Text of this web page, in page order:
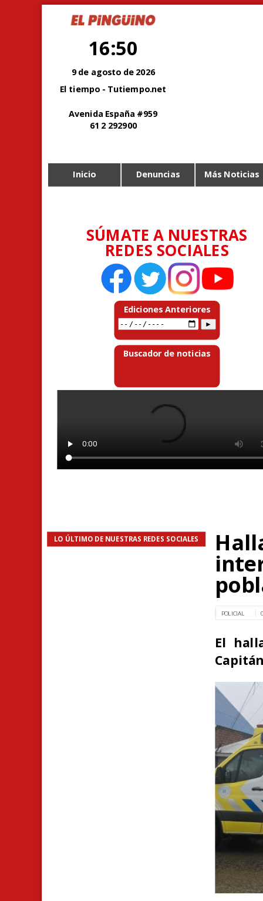
16:50
9 de agosto de 2026
El tiempo - Tutiempo.net
Avenida España #959
61 2 292900
Inicio Denuncias Más Noticias
SÚMATE A NUESTRAS
REDES SOCIALES
Ediciones Anteriores
Buscador de noticias
LO ÚLTIMO DE NUESTRAS REDES SOCIALES
POLICIAL
El